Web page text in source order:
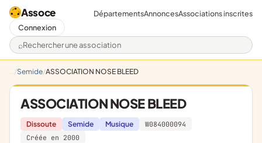
Assoce
Rechercher une association
DépartementsAnnoncesAssociations inscrites
Connexion
Semide ASSOCIATION NOSE BLEED
ASSOCIATION NOSE BLEED
Dissoute Semide Musique
W084000094
Créée en 2000